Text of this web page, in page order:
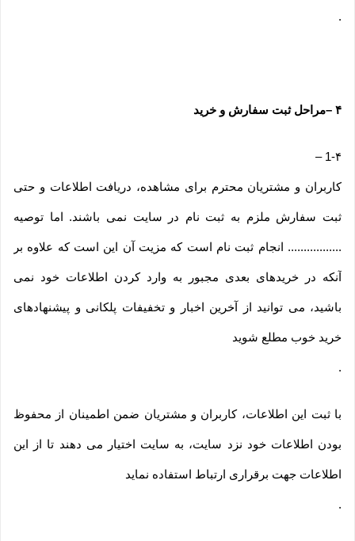
.
۴ –مراحل ثبت سفارش و خرید
1-۴ –
کاربران و مشتریان محترم برای مشاهده، دریافت اطلاعات و حتی
ثبت سفارش ملزم به ثبت نام در سایت نمی باشند. اما توصیه
................. انجام ثبت نام است که مزیت آن این است که علاوه بر
آنکه در خریدهای بعدی مجبور به وارد کردن اطلاعات خود نمی
باشید، می توانید از آخرین اخبار و تخفیفات پلکانی و پیشنهادهای
خرید خوب مطلع شوید
.
با ثبت این اطلاعات، کاربران و مشتریان ضمن اطمینان از محفوظ
بودن اطلاعات خود نزد سایت، به سایت اختیار می دهند تا از این
اطلاعات جهت برقراری ارتباط استفاده نماید
.